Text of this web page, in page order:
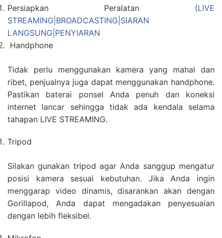
Persiapkan Peralatan {LIVE
STREAMING|BROADCASTING|SIARAN
LANGSUNG|PENYIARAN
Handphone
Tidak perlu menggunakan kamera yang mahal dan
ribet, penjualnya juga dapat menggunakan handphone.
Pastikan baterai ponsel Anda penuh dan koneksi
internet lancar sehingga tidak ada kendala selama
tahapan LIVE STREAMING.
Tripod
Silakan gunakan tripod agar Anda sanggup mengatur
posisi kamera sesuai kebutuhan. Jika Anda ingin
menggarap video dinamis, disarankan akan dengan
Gorillapod, Anda dapat mengadakan penyesuaian
dengan lebih fleksibel.